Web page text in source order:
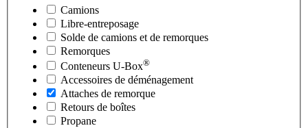
Camions
Libre-entreposage
Solde de camions et de remorques
Remorques
Conteneurs U-Box®
Accessoires de déménagement
Attaches de remorque
Retours de boîtes
Propane